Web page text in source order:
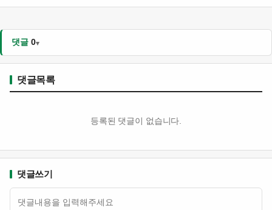
댓글 0
댓글목록
등록된 댓글이 없습니다.
댓글쓰기